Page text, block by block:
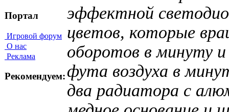
Портал
Игровой форум
О нас
Реклама
Рекомендуем:
эффектной
цветов, которые
оборотов в минуту и
фута воздуха в
два радиатора с